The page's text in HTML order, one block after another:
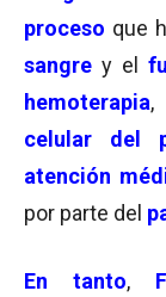
proceso que
sangre y el
hemoterapia,
celular del
atención
por parte del
En tanto,